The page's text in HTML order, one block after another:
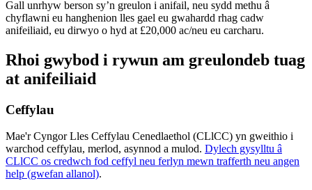
Gall unrhyw berson sy’n greulon i anifail, neu sydd methu â
chyflawni eu hanghenion lles gael eu gwahardd rhag cadw
anifeiliaid, eu dirwyo o hyd at £20,000 ac/neu eu carcharu.
Rhoi gwybod i rywun am greulondeb tuag
at anifeiliaid
Ceffylau
Mae'r Cyngor Lles Ceffylau Cenedlaethol (CLlCC) yn gweithio i
warchod ceffylau, merlod, asynnod a mulod. Dylech gysylltu â
CLlCC os credwch fod ceffyl neu ferlyn mewn trafferth neu angen
help (gwefan allanol).